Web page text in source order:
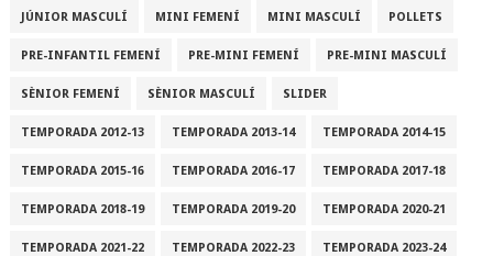
JÚNIOR MASCULÍ MINI FEMENÍ MINI MASCULÍ POLLETS
PRE-INFANTIL FEMENÍ PRE-MINI FEMENÍ PRE-MINI MASCULÍ
SÈNIOR FEMENÍ SÈNIOR MASCULÍ SLIDER
TEMPORADA 2012-13 TEMPORADA 2013-14 TEMPORADA 2014-15
TEMPORADA 2015-16 TEMPORADA 2016-17 TEMPORADA 2017-18
TEMPORADA 2018-19 TEMPORADA 2019-20 TEMPORADA 2020-21
TEMPORADA 2021-22 TEMPORADA 2022-23 TEMPORADA 2023-24